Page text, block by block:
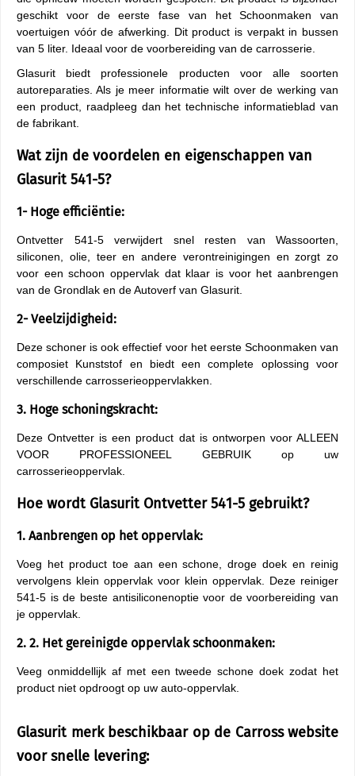
geschikt voor de eerste fase van het Schoonmaken van
voertuigen vóór de afwerking. Dit product is verpakt in bussen
van 5 liter. Ideaal voor de voorbereiding van de carrosserie.
Glasurit biedt professionele producten voor alle soorten
autoreparaties. Als je meer informatie wilt over de werking van
een product, raadpleeg dan het technische informatieblad van
de fabrikant.
Wat zijn de voordelen en eigenschappen van
Glasurit 541-5?
1- Hoge efficiëntie:
Ontvetter 541-5 verwijdert snel resten van Wassoorten,
siliconen, olie, teer en andere verontreinigingen en zorgt zo
voor een schoon oppervlak dat klaar is voor het aanbrengen
van de Grondlak en de Autoverf van Glasurit.
2- Veelzijdigheid:
Deze schoner is ook effectief voor het eerste Schoonmaken van
composiet Kunststof en biedt een complete oplossing voor
verschillende carrosserieoppervlakken.
3. Hoge schoningskracht:
Deze Ontvetter is een product dat is ontworpen voor ALLEEN
VOOR PROFESSIONEEL GEBRUIK op uw
carrosserieoppervlak.
Hoe wordt Glasurit Ontvetter 541-5 gebruikt?
1. Aanbrengen op het oppervlak:
Voeg het product toe aan een schone, droge doek en reinig
vervolgens klein oppervlak voor klein oppervlak. Deze reiniger
541-5 is de beste antisiliconenoptie voor de voorbereiding van
je oppervlak.
2. 2. Het gereinigde oppervlak schoonmaken:
Veeg onmiddellijk af met een tweede schone doek zodat het
product niet opdroogt op uw auto-oppervlak.
Glasurit merk beschikbaar op de Carross website
voor snelle levering: